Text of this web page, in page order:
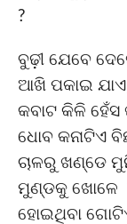
?
ବୁଢ଼ୀ ଯେବେ
ଆଖି ପକାଇ
କବାଟ କିଳି ହେଁସ
ଧୋବ କନାଟିଏ
ଚାଳରୁ ଖଣ୍ଡେ
ମୁଣ୍ଡକୁ ଖୋଳେ
ହୋଇଥିବା